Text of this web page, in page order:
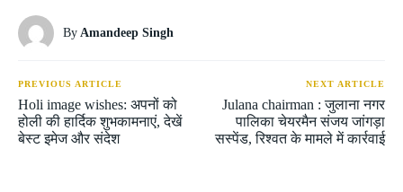
By Amandeep Singh
PREVIOUS ARTICLE
Holi image wishes: अपनों को
होली की हार्दिक शुभकामनाएं, देखें
बेस्ट इमेज और संदेश
NEXT ARTICLE
Julana chairman : जुलाना नगर
पालिका चेयरमैन संजय जांगड़ा
सस्पेंड, रिश्वत के मामले में कार्रवाई